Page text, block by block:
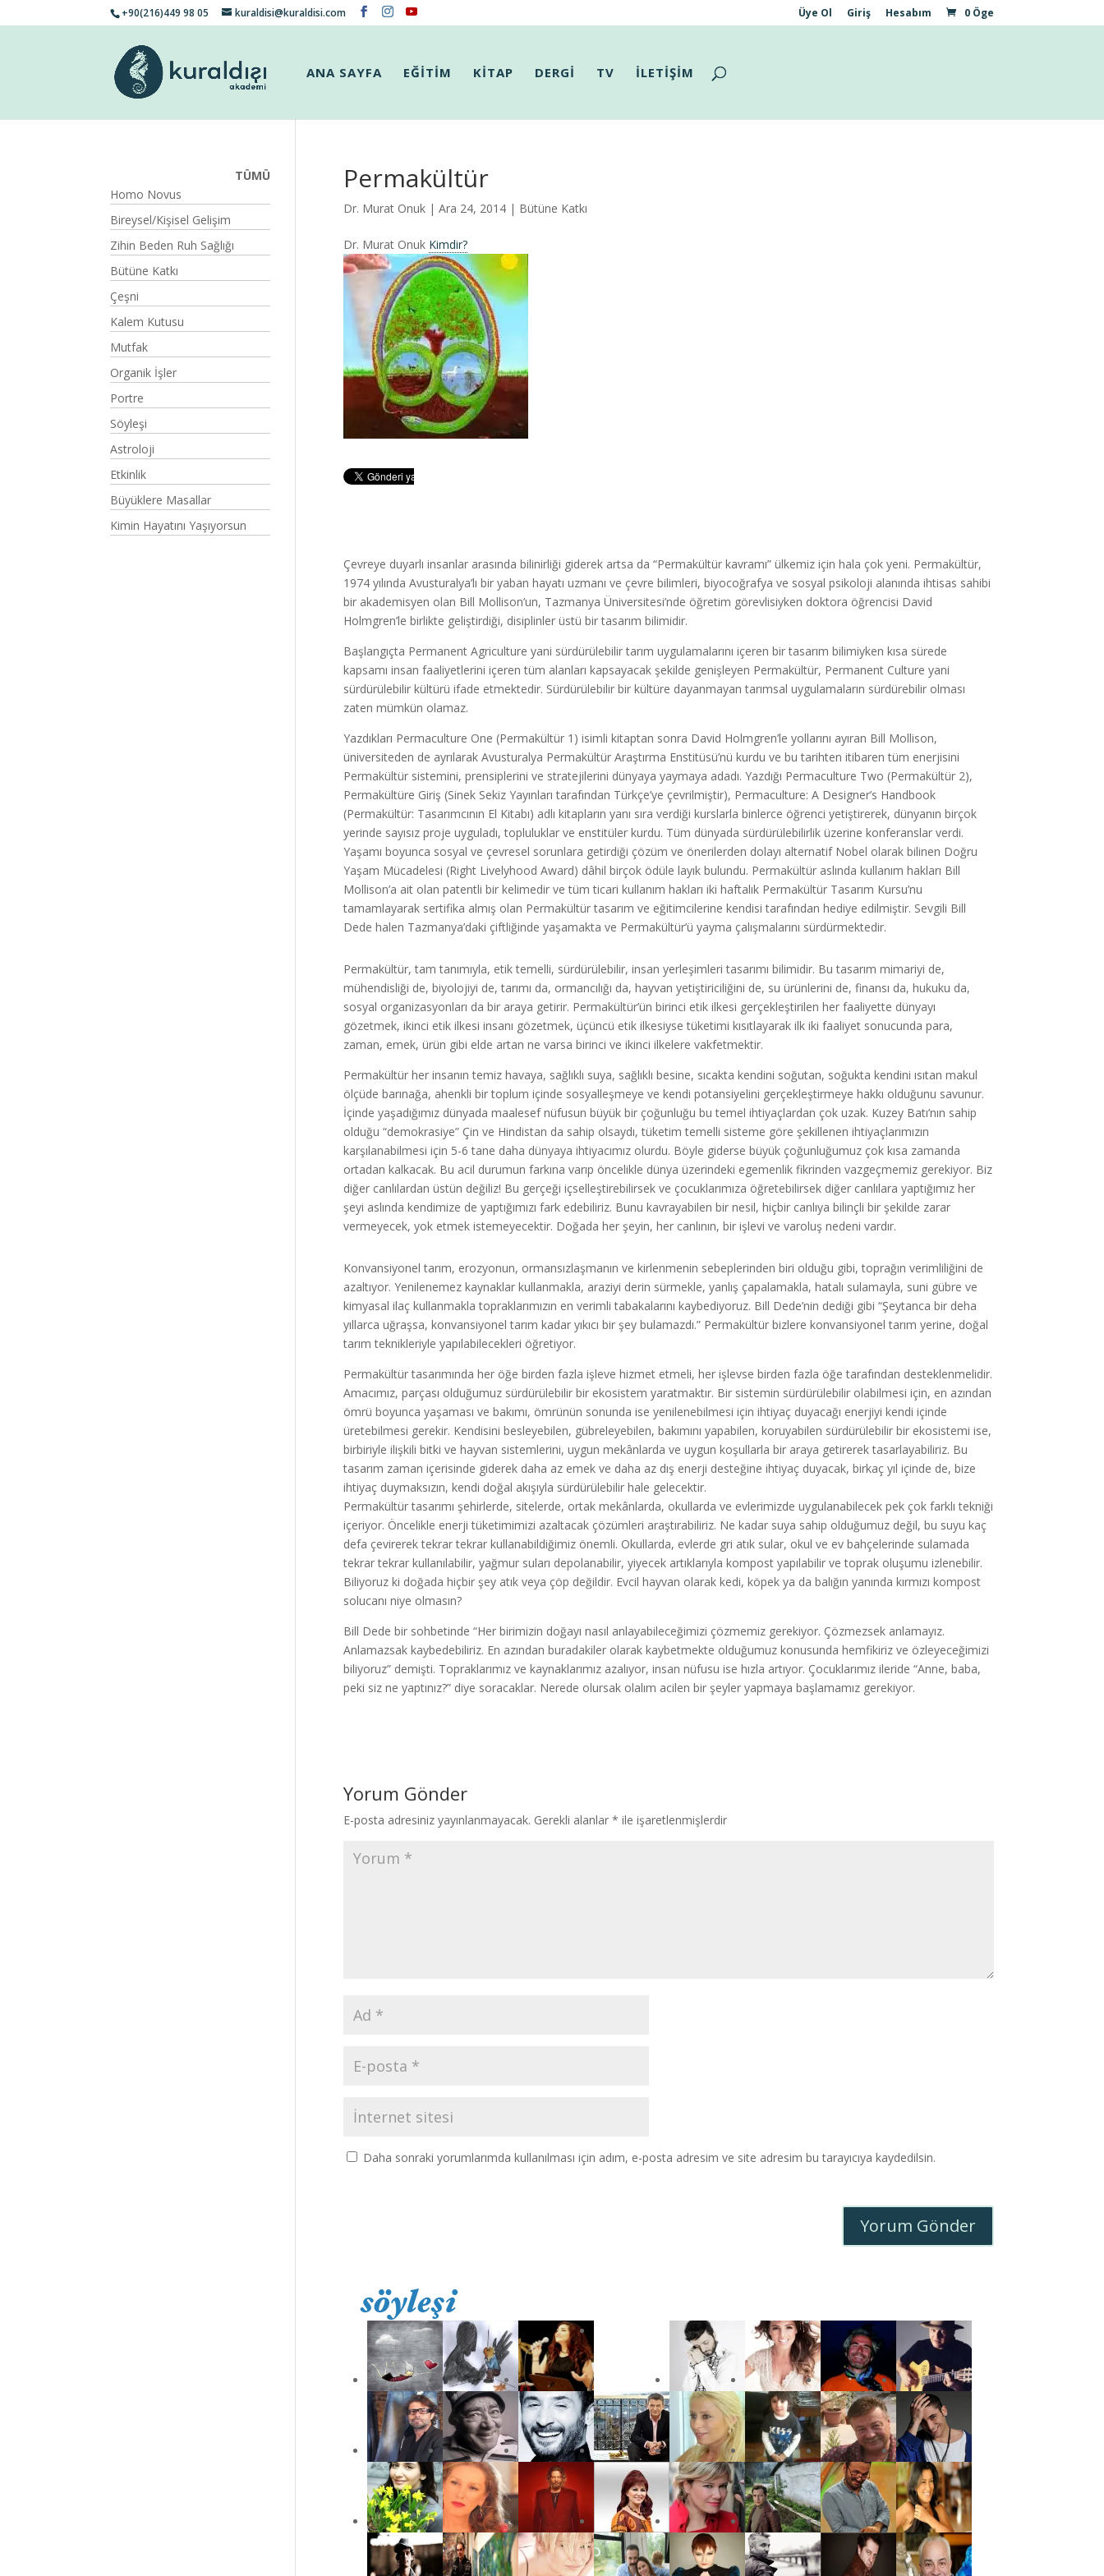
+90(216)449 98 05 kuraldisi@kuraldisi.com Üye Ol Giriş Hesabım 0 Öge
ANA SAYFA EĞİTİM KİTAP DERGİ TV İLETİŞİM
Permakültür
Dr. Murat Onuk| Ara 24, 2014 | Bütüne Katkı
Dr. Murat Onuk Kimdir?
Çevreye duyarlı insanlar arasında bilinirliği giderek artsa da “Permakültür kavramı” ülkemiz için hala çok yeni. Permakültür,
1974 yılında Avusturalya’lı bir yaban hayatı uzmanı ve çevre bilimleri, biyocoğrafya ve sosyal psikoloji alanında ihtisas sahibi
bir akademisyen olan Bill Mollison’un, Tazmanya Üniversitesi’nde öğretim görevlisiyken doktora öğrencisi David
Holmgren’le birlikte geliştirdiği, disiplinler üstü bir tasarım bilimidir.
Başlangıçta Permanent Agriculture yani sürdürülebilir tarım uygulamalarını içeren bir tasarım bilimiyken kısa sürede
kapsamı insan faaliyetlerini içeren tüm alanları kapsayacak şekilde genişleyen Permakültür, Permanent Culture yani
sürdürülebilir kültürü ifade etmektedir. Sürdürülebilir bir kültüre dayanmayan tarımsal uygulamaların sürdürebilir olması
zaten mümkün olamaz.
Yazdıkları Permaculture One (Permakültür 1) isimli kitaptan sonra David Holmgren’le yollarını ayıran Bill Mollison,
üniversiteden de ayrılarak Avusturalya Permakültür Araştırma Enstitüsü’nü kurdu ve bu tarihten itibaren tüm enerjisini
Permakültür sistemini, prensiplerini ve stratejilerini dünyaya yaymaya adadı. Yazdığı Permaculture Two (Permakültür 2),
Permakültüre Giriş (Sinek Sekiz Yayınları tarafından Türkçe’ye çevrilmiştir), Permaculture: A Designer’s Handbook
(Permakültür: Tasarımcının El Kitabı) adlı kitapların yanı sıra verdiği kurslarla binlerce öğrenci yetiştirerek, dünyanın birçok
yerinde sayısız proje uyguladı, topluluklar ve enstitüler kurdu. Tüm dünyada sürdürülebilirlik üzerine konferanslar verdi.
Yaşamı boyunca sosyal ve çevresel sorunlara getirdiği çözüm ve önerilerden dolayı alternatif Nobel olarak bilinen Doğru
Yaşam Mücadelesi (Right Livelyhood Award) dâhil birçok ödüle layık bulundu. Permakültür aslında kullanım hakları Bill
Mollison’a ait olan patentli bir kelimedir ve tüm ticari kullanım hakları iki haftalık Permakültür Tasarım Kursu’nu
tamamlayarak sertifika almış olan Permakültür tasarım ve eğitimcilerine kendisi tarafından hediye edilmiştir. Sevgili Bill
Dede halen Tazmanya’daki çiftliğinde yaşamakta ve Permakültür’ü yayma çalışmalarını sürdürmektedir.
Permakültür, tam tanımıyla, etik temelli, sürdürülebilir, insan yerleşimleri tasarımı bilimidir. Bu tasarım mimariyi de,
mühendisliği de, biyolojiyi de, tarımı da, ormancılığı da, hayvan yetiştiriciliğini de, su ürünlerini de, finansı da, hukuku da,
sosyal organizasyonları da bir araya getirir. Permakültür’ün birinci etik ilkesi gerçekleştirilen her faaliyette dünyayı
gözetmek, ikinci etik ilkesi insanı gözetmek, üçüncü etik ilkesiyse tüketimi kısıtlayarak ilk iki faaliyet sonucunda para,
zaman, emek, ürün gibi elde artan ne varsa birinci ve ikinci ilkelere vakfetmektir.
Permakültür her insanın temiz havaya, sağlıklı suya, sağlıklı besine, sıcakta kendini soğutan, soğukta kendini ısıtan makul
ölçüde barınağa, ahenkli bir toplum içinde sosyalleşmeye ve kendi potansiyelini gerçekleştirmeye hakkı olduğunu savunur.
İçinde yaşadığımız dünyada maalesef nüfusun büyük bir çoğunluğu bu temel ihtiyaçlardan çok uzak. Kuzey Batı’nın sahip
olduğu “demokrasiye” Çin ve Hindistan da sahip olsaydı, tüketim temelli sisteme göre şekillenen ihtiyaçlarımızın
karşılanabilmesi için 5-6 tane daha dünyaya ihtiyacımız olurdu. Böyle giderse büyük çoğunluğumuz çok kısa zamanda
ortadan kalkacak. Bu acil durumun farkına varıp öncelikle dünya üzerindeki egemenlik fikrinden vazgeçmemiz gerekiyor. Biz
diğer canlılardan üstün değiliz! Bu gerçeği içselleştirebilirsek ve çocuklarımıza öğretebilirsek diğer canlılara yaptığımız her
şeyi aslında kendimize de yaptığımızı fark edebiliriz. Bunu kavrayabilen bir nesil, hiçbir canlıya bilinçli bir şekilde zarar
vermeyecek, yok etmek istemeyecektir. Doğada her şeyin, her canlının, bir işlevi ve varoluş nedeni vardır.
Konvansiyonel tarım, erozyonun, ormansızlaşmanın ve kirlenmenin sebeplerinden biri olduğu gibi, toprağın verimliliğini de
azaltıyor. Yenilenemez kaynaklar kullanmakla, araziyi derin sürmekle, yanlış çapalamakla, hatalı sulamayla, suni gübre ve
kimyasal ilaç kullanmakla topraklarımızın en verimli tabakalarını kaybediyoruz. Bill Dede’nin dediği gibi “Şeytanca bir deha
yıllarca uğraşsa, konvansiyonel tarım kadar yıkıcı bir şey bulamazdı.” Permakültür bizlere konvansiyonel tarım yerine, doğal
tarım teknikleriyle yapılabilecekleri öğretiyor.
Permakültür tasarımında her öğe birden fazla işleve hizmet etmeli, her işlevse birden fazla öğe tarafından desteklenmelidir.
Amacımız, parçası olduğumuz sürdürülebilir bir ekosistem yaratmaktır. Bir sistemin sürdürülebilir olabilmesi için, en azından
ömrü boyunca yaşaması ve bakımı, ömrünün sonunda ise yenilenebilmesi için ihtiyaç duyacağı enerjiyi kendi içinde
üretebilmesi gerekir. Kendisini besleyebilen, gübreleyebilen, bakımını yapabilen, koruyabilen sürdürülebilir bir ekosistemi ise,
birbiriyle ilişkili bitki ve hayvan sistemlerini, uygun mekânlarda ve uygun koşullarla bir araya getirerek tasarlayabiliriz. Bu
tasarım zaman içerisinde giderek daha az emek ve daha az dış enerji desteğine ihtiyaç duyacak, birkaç yıl içinde de, bize
ihtiyaç duymaksızın, kendi doğal akışıyla sürdürülebilir hale gelecektir.
Permakültür tasarımı şehirlerde, sitelerde, ortak mekânlarda, okullarda ve evlerimizde uygulanabilecek pek çok farklı tekniği
içeriyor. Öncelikle enerji tüketimimizi azaltacak çözümleri araştırabiliriz. Ne kadar suya sahip olduğumuz değil, bu suyu kaç
defa çevirerek tekrar tekrar kullanabildiğimiz önemli. Okullarda, evlerde gri atık sular, okul ve ev bahçelerinde sulamada
tekrar tekrar kullanılabilir, yağmur suları depolanabilir, yiyecek artıklarıyla kompost yapılabilir ve toprak oluşumu izlenebilir.
Biliyoruz ki doğada hiçbir şey atık veya çöp değildir. Evcil hayvan olarak kedi, köpek ya da balığın yanında kırmızı kompost
solucanı niye olmasın?
Bill Dede bir sohbetinde “Her birimizin doğayı nasıl anlayabileceğimizi çözmemiz gerekiyor. Çözmezsek anlamayız.
Anlamazsak kaybedebiliriz. En azından buradakiler olarak kaybetmekte olduğumuz konusunda hemfikiriz ve özleyeceğimizi
biliyoruz” demişti. Topraklarımız ve kaynaklarımız azalıyor, insan nüfusu ise hızla artıyor. Çocuklarımız ileride “Anne, baba,
peki siz ne yaptınız?” diye soracaklar. Nerede olursak olalım acilen bir şeyler yapmaya başlamamız gerekiyor.
Yorum Gönder
E-posta adresiniz yayınlanmayacak. Gerekli alanlar * ile işaretlenmişlerdir
Daha sonraki yorumlarımda kullanılması için adım, e-posta adresim ve site adresim bu tarayıcıya kaydedilsin.
TÜMÜ
Homo Novus
Bireysel/Kişisel Gelişim
Zihin Beden Ruh Sağlığı
Bütüne Katkı
Çeşni
Kalem Kutusu
Mutfak
Organik İşler
Portre
Söyleşi
Astroloji
Etkinlik
Büyüklere Masallar
Kimin Hayatını Yaşıyorsun